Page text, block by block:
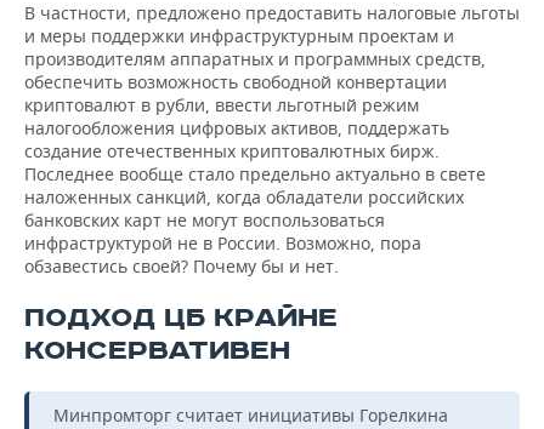
В частности, предложено предоставить налоговые льготы
и меры поддержки инфраструктурным проектам и
производителям аппаратных и программных средств,
обеспечить возможность свободной конвертации
криптовалют в рубли, ввести льготный режим
налогообложения цифровых активов, поддержать
создание отечественных криптовалютных бирж.
Последнее вообще стало предельно актуально в свете
наложенных санкций, когда обладатели российских
банковских карт не могут воспользоваться
инфраструктурой не в России. Возможно, пора
обзавестись своей? Почему бы и нет.
ПОДХОД ЦБ КРАЙНЕ
КОНСЕРВАТИВЕН
Минпромторг считает инициативы Горелкина